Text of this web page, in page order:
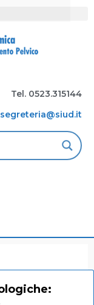
Tel. 0523.315144
segreteria@siud.it